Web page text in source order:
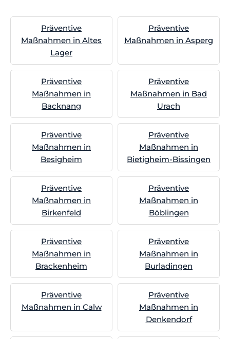
Präventive
Maßnahmen in Altes
Lager
Präventive
Maßnahmen in Asperg
Präventive
Maßnahmen in
Backnang
Präventive
Maßnahmen in Bad
Urach
Präventive
Maßnahmen in
Besigheim
Präventive
Maßnahmen in
Bietigheim-Bissingen
Präventive
Maßnahmen in
Birkenfeld
Präventive
Maßnahmen in
Böblingen
Präventive
Maßnahmen in
Brackenheim
Präventive
Maßnahmen in
Burladingen
Präventive
Maßnahmen in Calw
Präventive
Maßnahmen in
Denkendorf